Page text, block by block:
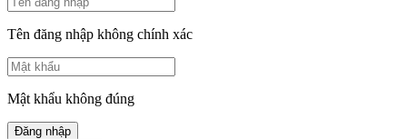
Tên đăng nhập không chính xác
Mật khẩu không đúng
Đăng nhập